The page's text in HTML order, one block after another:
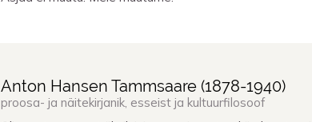
Anton Hansen Tammsaare (1878-1940)
proosa- ja näitekirjanik, esseist ja kultuurfilosoof